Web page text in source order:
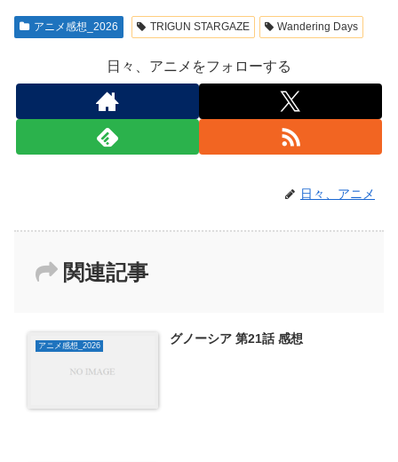
アニメ感想_2026 TRIGUN STARGAZE Wandering Days
日々、アニメをフォローする
日々、アニメ
関連記事
アニメ感想_2026 グノーシア 第21話 感想